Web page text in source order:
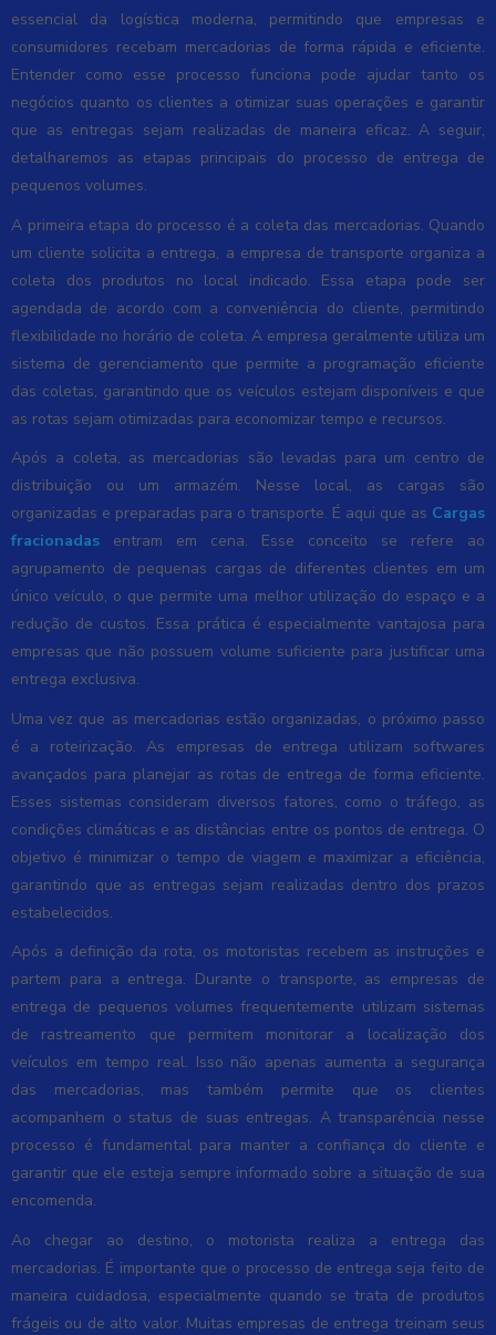
essencial da logística moderna, permitindo que empresas e
consumidores recebam mercadorias de forma rápida e eficiente.
Entender como esse processo funciona pode ajudar tanto os
negócios quanto os clientes a otimizar suas operações e garantir
que as entregas sejam realizadas de maneira eficaz. A seguir,
detalharemos as etapas principais do processo de entrega de
pequenos volumes.
A primeira etapa do processo é a coleta das mercadorias. Quando
um cliente solicita a entrega, a empresa de transporte organiza a
coleta dos produtos no local indicado. Essa etapa pode ser
agendada de acordo com a conveniência do cliente, permitindo
flexibilidade no horário de coleta. A empresa geralmente utiliza um
sistema de gerenciamento que permite a programação eficiente
das coletas, garantindo que os veículos estejam disponíveis e que
as rotas sejam otimizadas para economizar tempo e recursos.
Após a coleta, as mercadorias são levadas para um centro de
distribuição ou um armazém. Nesse local, as cargas são
organizadas e preparadas para o transporte. É aqui que as Cargas
fracionadas entram em cena. Esse conceito se refere ao
agrupamento de pequenas cargas de diferentes clientes em um
único veículo, o que permite uma melhor utilização do espaço e a
redução de custos. Essa prática é especialmente vantajosa para
empresas que não possuem volume suficiente para justificar uma
entrega exclusiva.
Uma vez que as mercadorias estão organizadas, o próximo passo
é a roteirização. As empresas de entrega utilizam softwares
avançados para planejar as rotas de entrega de forma eficiente.
Esses sistemas consideram diversos fatores, como o tráfego, as
condições climáticas e as distâncias entre os pontos de entrega. O
objetivo é minimizar o tempo de viagem e maximizar a eficiência,
garantindo que as entregas sejam realizadas dentro dos prazos
estabelecidos.
Após a definição da rota, os motoristas recebem as instruções e
partem para a entrega. Durante o transporte, as empresas de
entrega de pequenos volumes frequentemente utilizam sistemas
de rastreamento que permitem monitorar a localização dos
veículos em tempo real. Isso não apenas aumenta a segurança
das mercadorias, mas também permite que os clientes
acompanhem o status de suas entregas. A transparência nesse
processo é fundamental para manter a confiança do cliente e
garantir que ele esteja sempre informado sobre a situação de sua
encomenda.
Ao chegar ao destino, o motorista realiza a entrega das
mercadorias. É importante que o processo de entrega seja feito de
maneira cuidadosa, especialmente quando se trata de produtos
frágeis ou de alto valor. Muitas empresas de entrega treinam seus